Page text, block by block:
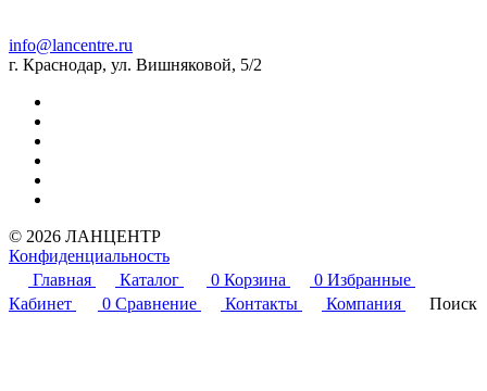
info@lancentre.ru
г. Краснодар, ул. Вишняковой, 5/2
© 2026 ЛАНЦЕНТР
Конфиденциальность
Главная
Каталог 0 Корзина 0 Избранные
Кабинет
0 Сравнение Контакты Компания Поиск